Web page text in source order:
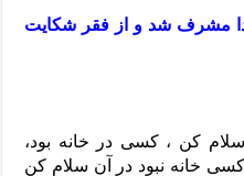
شد و از فقر شکایت
کن ، کسى در خانه بود،
خانه نبود در آن سلام کن